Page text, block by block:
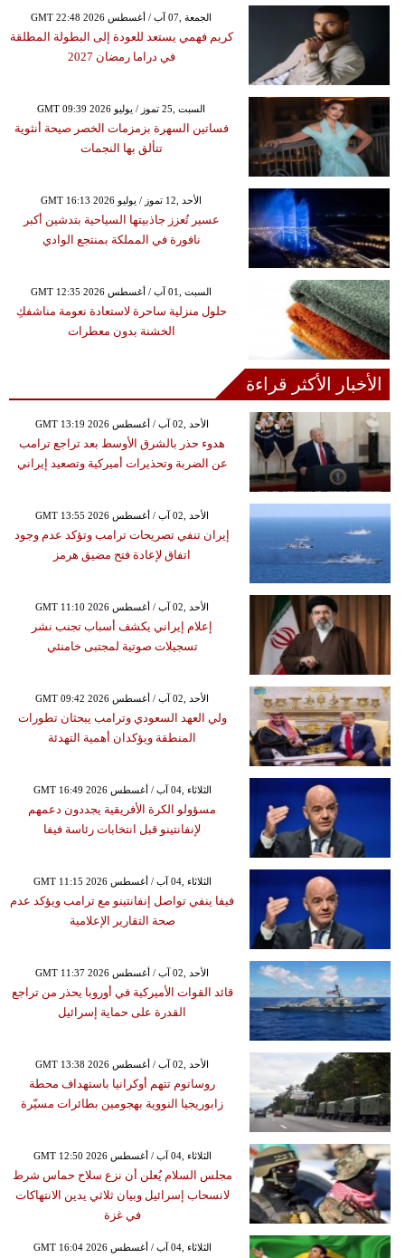
GMT 22:48 2026 الجمعة ,07 آب / أغسطس
كريم فهمي يستعد للعودة إلى البطولة المطلقة
في دراما رمضان 2027
GMT 09:39 2026 السبت ,25 تموز / يوليو
فساتين السهرة بزمزمات الخصر صيحة أنثوية
تتألق بها النجمات
GMT 16:13 2026 الأحد ,12 تموز / يوليو
عسير تُعزز جاذبيتها السياحية بتدشين أكبر
نافورة في المملكة بمنتجع الوادي
GMT 12:35 2026 السبت ,01 آب / أغسطس
حلول منزلية ساحرة لاستعادة نعومة مناشفكِ
الخشنة بدون معطرات
الأخبار الأكثر قراءة
GMT 13:19 2026 الأحد ,02 آب / أغسطس
هدوء حذر بالشرق الأوسط بعد تراجع ترامب
عن الضربة وتحذيرات أميركية وتصعيد إيراني
GMT 13:55 2026 الأحد ,02 آب / أغسطس
إيران تنفي تصريحات ترامب وتؤكد عدم وجود
اتفاق لإعادة فتح مضيق هرمز
GMT 11:10 2026 الأحد ,02 آب / أغسطس
إعلام إيراني يكشف أسباب تجنب نشر
تسجيلات صوتية لمجتبى خامنئي
GMT 09:42 2026 الأحد ,02 آب / أغسطس
ولي العهد السعودي وترامب يبحثان تطورات
المنطقة ويؤكدان أهمية التهدئة
GMT 16:49 2026 الثلاثاء ,04 آب / أغسطس
مسؤولو الكرة الأفريقية يجددون دعمهم
لإنفانتينو قبل انتخابات رئاسة فيفا
GMT 11:15 2026 الثلاثاء ,04 آب / أغسطس
فيفا ينفي تواصل إنفانتينو مع ترامب ويؤكد عدم
صحة التقارير الإعلامية
GMT 11:37 2026 الأحد ,02 آب / أغسطس
قائد القوات الأميركية في أوروبا يحذر من تراجع
القدرة على حماية إسرائيل
GMT 13:38 2026 الأحد ,02 آب / أغسطس
روساتوم تتهم أوكرانيا باستهداف محطة
زابوريجيا النووية بهجومين بطائرات مسيّرة
GMT 12:50 2026 الثلاثاء ,04 آب / أغسطس
مجلس السلام يُعلن أن نزع سلاح حماس شرط
لانسحاب إسرائيل وبيان ثلاثي يدين الانتهاكات
في غزة
GMT 16:04 2026 الثلاثاء ,04 آب / أغسطس